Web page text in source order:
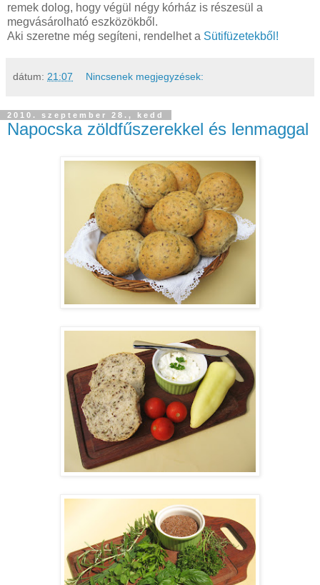
remek dolog, hogy végül négy kórház is részesül a
megvásárolható eszközökből.
Aki szeretne még segíteni, rendelhet a Sütifüzetekből!
dátum: 21:07 Nincsenek megjegyzések:
2010. szeptember 28., kedd
Napocska zöldfűszerekkel és lenmaggal